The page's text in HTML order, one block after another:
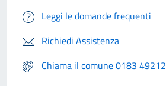
Leggi le domande frequenti
Richiedi Assistenza
Chiama il comune 0183 49212